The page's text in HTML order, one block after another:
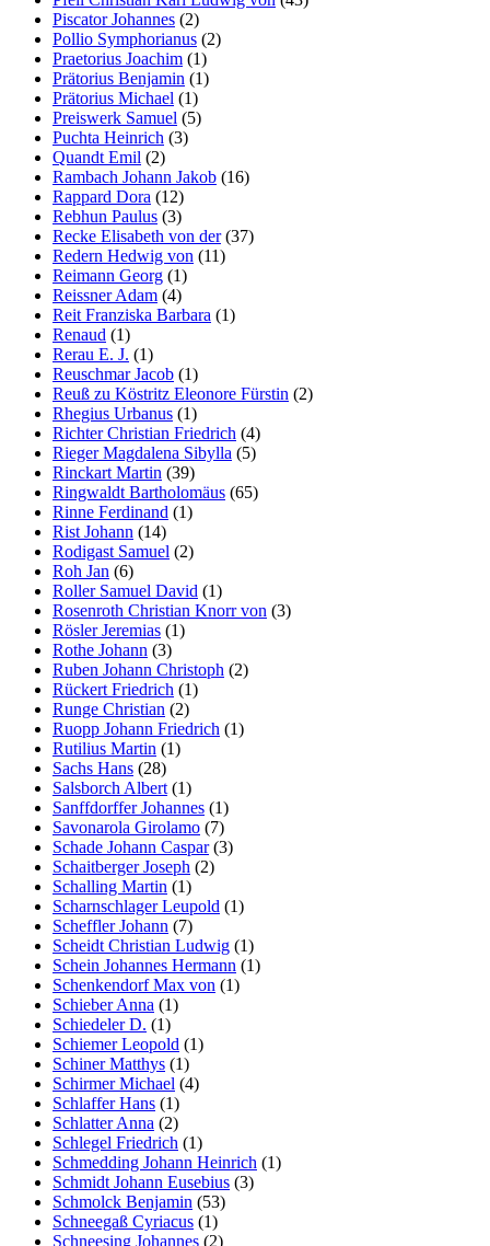
Piscator Johannes (2)
Pollio Symphorianus (2)
Praetorius Joachim (1)
Prätorius Benjamin (1)
Prätorius Michael (1)
Preiswerk Samuel (5)
Puchta Heinrich (3)
Quandt Emil (2)
Rambach Johann Jakob (16)
Rappard Dora (12)
Rebhun Paulus (3)
Recke Elisabeth von der(37)
Redern Hedwig von (11)
Reimann Georg (1)
Reissner Adam (4)
Reit Franziska Barbara (1)
Renaud (1)
Rerau E. J. (1)
Reuschmar Jacob (1)
Reuß zu Köstritz Eleonore Fürstin (2)
Rhegius Urbanus (1)
Richter Christian Friedrich (4)
Rieger Magdalena Sibylla (5)
Rinckart Martin (39)
Ringwaldt Bartholomäus (65)
Rinne Ferdinand (1)
Rist Johann (14)
Rodigast Samuel (2)
Roh Jan (6)
Roller Samuel David (1)
Rosenroth Christian Knorr von (3)
Rösler Jeremias (1)
Rothe Johann (3)
Ruben Johann Christoph (2)
Rückert Friedrich (1)
Runge Christian (2)
Ruopp Johann Friedrich (1)
Rutilius Martin (1)
Sachs Hans (28)
Salsborch Albert (1)
Sanffdorffer Johannes (1)
Savonarola Girolamo (7)
Schade Johann Caspar(3)
Schaitberger Joseph (2)
Schalling Martin (1)
Scharnschlager Leupold (1)
Scheffler Johann (7)
Scheidt Christian Ludwig (1)
Schein Johannes Hermann (1)
Schenkendorf Max von (1)
Schieber Anna (1)
Schiedeler D. (1)
Schiemer Leopold (1)
Schiner Matthys (1)
Schirmer Michael (4)
Schlaffer Hans (1)
Schlatter Anna (2)
Schlegel Friedrich (1)
Schmedding Johann Heinrich (1)
Schmidt Johann Eusebius (3)
Schmolck Benjamin (53)
Schneegaß Cyriacus (1)
Schneesing Johannes (2)